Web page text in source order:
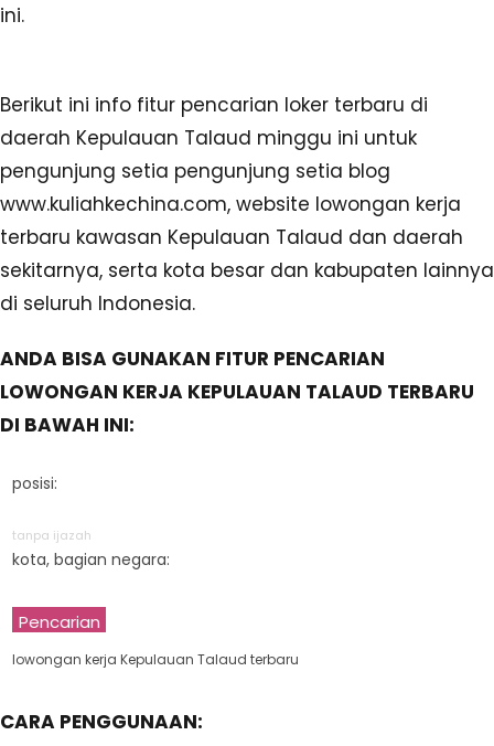
ini.
Berikut ini info fitur pencarian loker terbaru di
daerah Kepulauan Talaud minggu ini untuk
pengunjung setia pengunjung setia blog
www.kuliahkechina.com, website lowongan kerja
terbaru kawasan Kepulauan Talaud dan daerah
sekitarnya, serta kota besar dan kabupaten lainnya
di seluruh Indonesia.
ANDA BISA GUNAKAN FITUR PENCARIAN
LOWONGAN KERJA KEPULAUAN TALAUD TERBARU
DI BAWAH INI:
posisi:
tanpa ijazah
kota, bagian negara:
Pencarian
lowongan kerja Kepulauan Talaud terbaru
CARA PENGGUNAAN: